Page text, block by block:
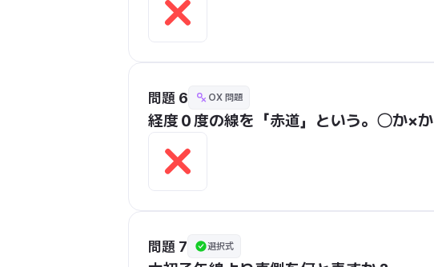
問題 6 OX 問題
経度０度の線を「赤道」という。〇か×か
問題 7 選択式